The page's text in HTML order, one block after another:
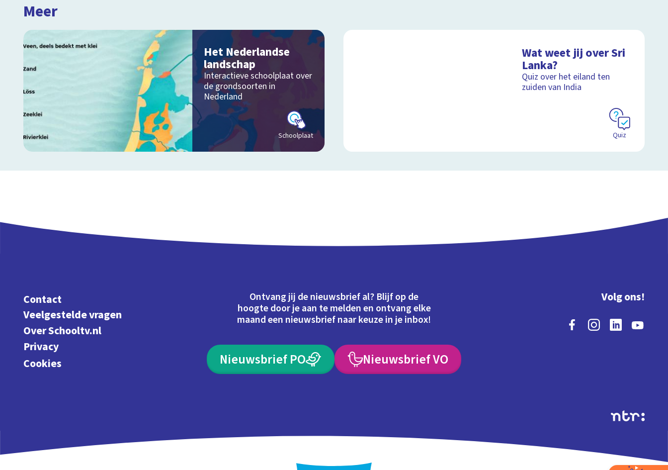
Meer
Het Nederlandse
landschap
Interactieve schoolplaat over
de grondsoorten in
Nederland
Schoolplaat
Wat weet jij over Sri
Lanka?
Quiz over het eiland ten
zuiden van India
Quiz
Contact
Veelgestelde vragen
Over Schooltv.nl
Privacy
Cookies
Ontvang jij de nieuwsbrief al? Blijf op de
hoogte door je aan te melden en ontvang elke
maand een nieuwsbrief naar keuze in je inbox!
Nieuwsbrief PO Nieuwsbrief VO
Volg ons!